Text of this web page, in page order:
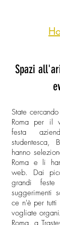
Spazi
State
Roma per il
festa
studentesca,
hanno
Roma e li
web. Dai
grandi
suggerimenti
ce n'è per
vogliate
Roma, a